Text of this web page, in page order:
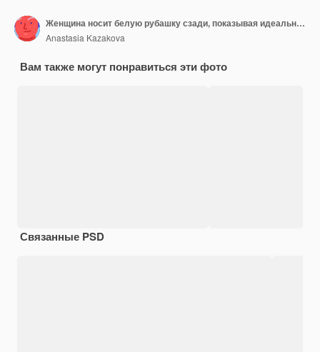
Женщина носит белую рубашку сзади, показывая идеальные прямые волосы
Anastasia Kazakova
Вам также могут понравиться эти фото
Связанные PSD